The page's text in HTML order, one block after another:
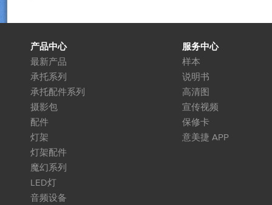
产品中心
最新产品
承托系列
承托配件系列
摄影包
配件
灯架
灯架配件
魔幻系列
LED灯
音频设备
服务中心
样本
说明书
高清图
宣传视频
保修卡
意美捷 APP